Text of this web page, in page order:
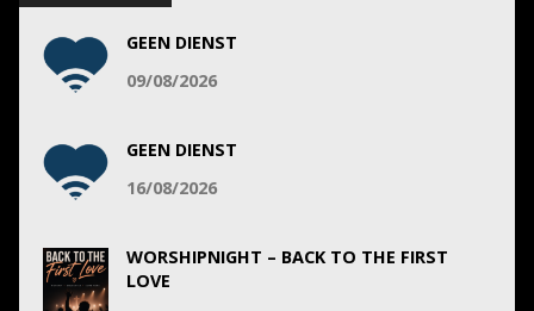
GEEN DIENST
09/08/2026
GEEN DIENST
16/08/2026
WORSHIPNIGHT – BACK TO THE FIRST
LOVE